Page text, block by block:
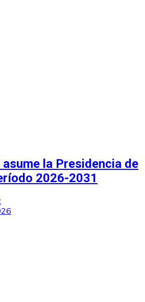
la Presidencia de
2026-2031